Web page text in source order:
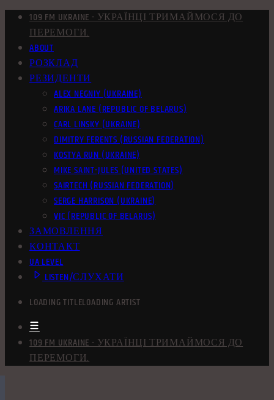
109 FM UKRAINE - УКРАЇНЦІ ТРИМАЙМОСЯ ДО
ПЕРЕМОГИ.
ABOUT
РОЗКЛАД
РЕЗИДЕНТИ
ALEX NEGNIY (UKRAINE)
ARIKA LANE (REPUBLIC OF BELARUS)
CARL LINSKY (UKRAINE)
DIMITRY FERENTS (RUSSIAN FEDERATION)
KOSTYA RUN (UKRAINE)
MIKE SAINT-JULES (UNITED STATES)
SAIRTECH (RUSSIAN FEDERATION)
SERGE HARRISON (UKRAINE)
VIC (REPUBLIC OF BELARUS)
ЗАМОВЛЕННЯ
КОНТАКТ
UA LEVEL
LISTEN/СЛУХАТИ
LOADING TITLELOADING ARTIST
109 FM UKRAINE - УКРАЇНЦІ ТРИМАЙМОСЯ ДО
ПЕРЕМОГИ.